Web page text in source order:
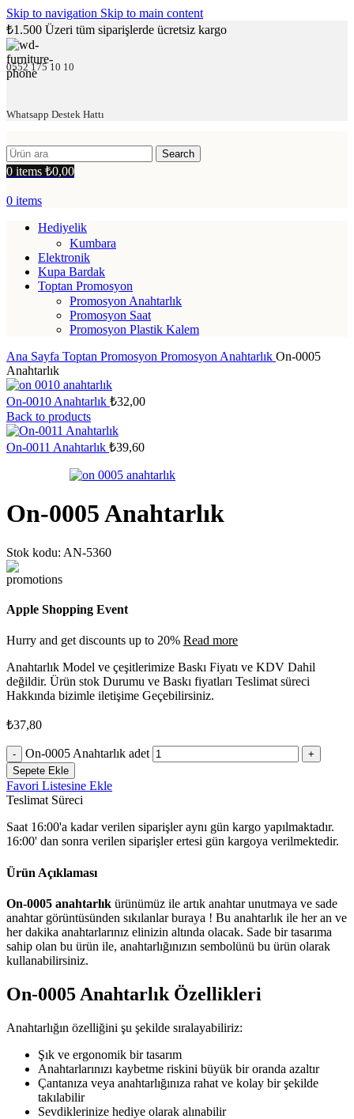
Skip to navigation Skip to main content
₺1.500 Üzeri tüm siparişlerde ücretsiz kargo
0552 175 10 10
Whatsapp Destek Hattı
Search
0 items ₺0,00
0 items
Hediyelik
Kumbara
Elektronik
Kupa Bardak
Toptan Promosyon
Promosyon Anahtarlık
Promosyon Saat
Promosyon Plastik Kalem
Ana Sayfa Toptan Promosyon Promosyon Anahtarlık On-0005
Anahtarlık
On-0010 Anahtarlık ₺32,00
Back to products
On-0011 Anahtarlık ₺39,60
On-0005 Anahtarlık
Stok kodu: AN-5360
Apple Shopping Event
Hurry and get discounts up to 20% Read more
Anahtarlık Model ve çeşitlerimize Baskı Fiyatı ve KDV Dahil
değildir. Ürün stok Durumu ve Baskı fiyatları Teslimat süreci
Hakkında bizimle iletişime Geçebilirsiniz.
₺37,80
On-0005 Anahtarlık adet
Sepete Ekle
Favori Listesine Ekle
Teslimat Süreci
Saat 16:00'a kadar verilen siparişler aynı gün kargo yapılmaktadır.
16:00' dan sonra verilen siparişler ertesi gün kargoya verilmektedir.
Ürün Açıklaması
On-0005 anahtarlık ürünümüz ile artık anahtar unutmaya ve sade
anahtar görüntüsünden sıkılanlar buraya ! Bu anahtarlık ile her an ve
her dakika anahtarlarınız elinizin altında olacak. Sade bir tasarıma
sahip olan bu ürün ile, anahtarlığınızın sembolünü bu ürün olarak
kullanabilirsiniz.
On-0005 Anahtarlık Özellikleri
Anahtarlığın özelliğini şu şekilde sıralayabiliriz:
Şık ve ergonomik bir tasarım
Anahtarlarınızı kaybetme riskini büyük bir oranda azaltır
Çantanıza veya anahtarlığınıza rahat ve kolay bir şekilde
takılabilir
Sevdiklerinize hediye olarak alınabilir